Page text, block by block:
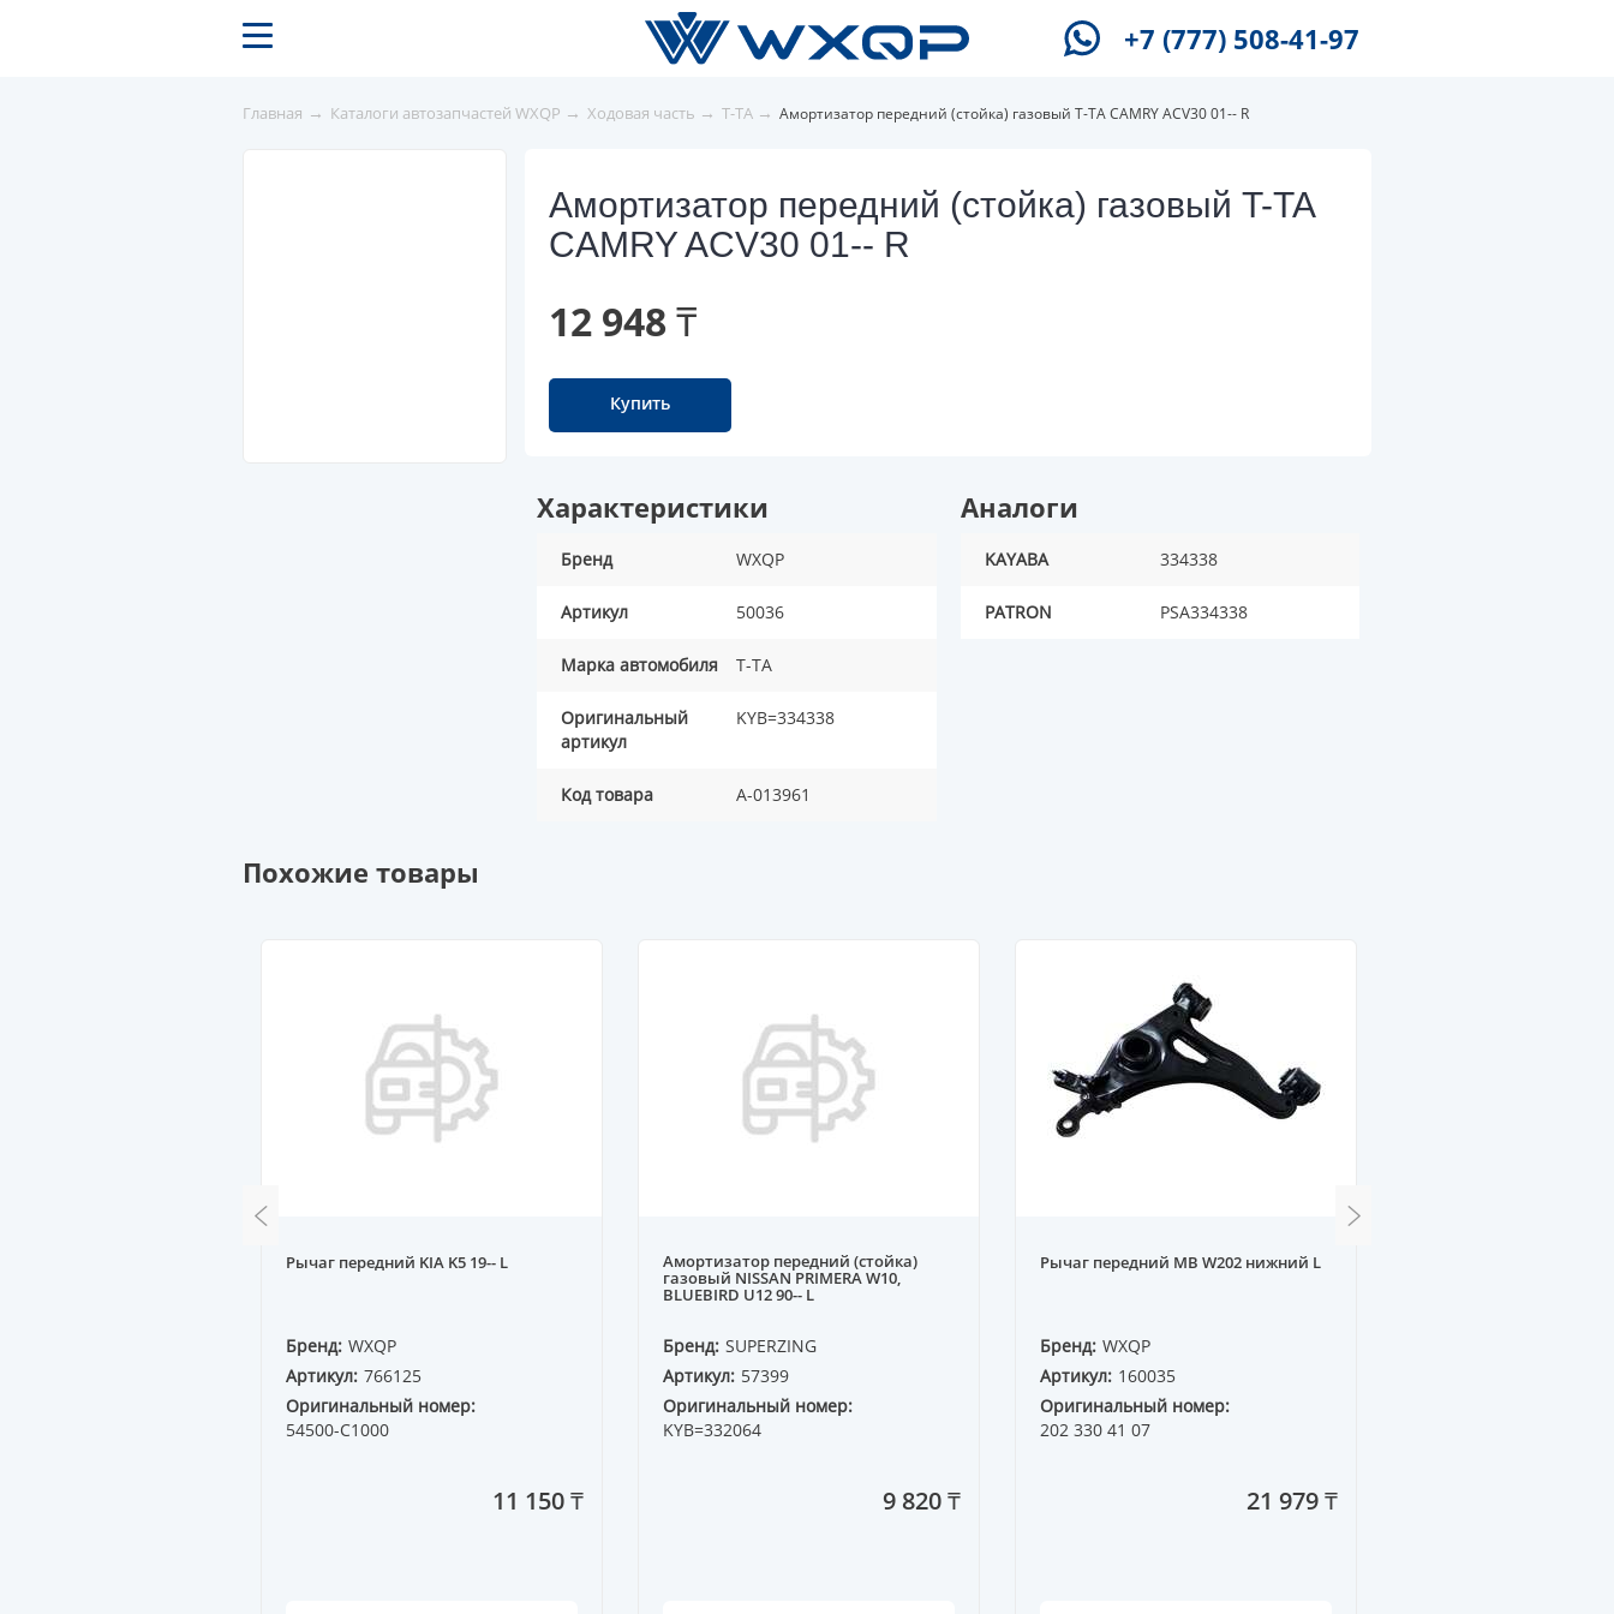
+7 (777) 508-41-97
Главная → Каталоги автозапчастей WXQP → Ходовая часть → T-TA → Амортизатор передний (стойка) газовый T-TA CAMRY ACV30 01-- R
Амортизатор передний (стойка) газовый T-TA
CAMRY ACV30 01-- R
12 948 ₸
Купить
Характеристики
Бренд WXQP
Артикул 50036
Марка автомобиля T-TA
Оригинальный
артикул
KYB=334338
Код товара A-013961
Аналоги
KAYABA 334338
PATRON PSA334338
Похожие товары
Рычаг передний KIA K5 19-- L
Бренд: WXQP
Артикул: 766125
Оригинальный номер:
54500-C1000
11 150 ₸
Амортизатор передний (стойка)
газовый NISSAN PRIMERA W10,
BLUEBIRD U12 90-- L
Бренд: SUPERZING
Артикул: 57399
Оригинальный номер:
KYB=332064
9 820 ₸
Рычаг передний MB W202 нижний L
Бренд: WXQP
Артикул: 160035
Оригинальный номер:
202 330 41 07
21 979 ₸